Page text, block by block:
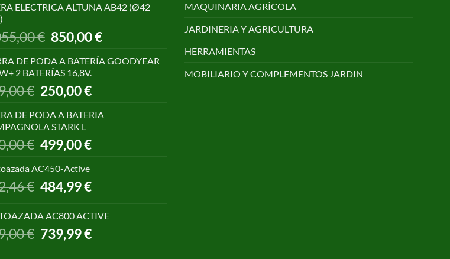
ELECTRICA ALTUNA AB42 (Ø42
€ El
precio
original
era:
1.055,00 €.
850,00€El
actual
DE PODA A BATERÍA GOODYEAR
2 BATERÍAS 16,8V.
€ El
precio
original
era:
299,00 €.
250,00€El
actual
250,00 €.
DE PODA A BATERIA
STARK L
€
El
precio
original
650,00 €.
499,00€El
499,00 €.
AC450-Active
€
El
precio
era:
582,46 €.
484,99€El
es:
484,99 €.
AC800 ACTIVE
€ El
precio
739,99€El
MAQUINARIA AGRÍCOLA
JARDINERIA Y AGRICULTURA
HERRAMIENTAS
MOBILIARIO Y COMPLEMENTOS JARDIN